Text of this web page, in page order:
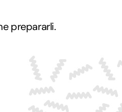
prepararli.